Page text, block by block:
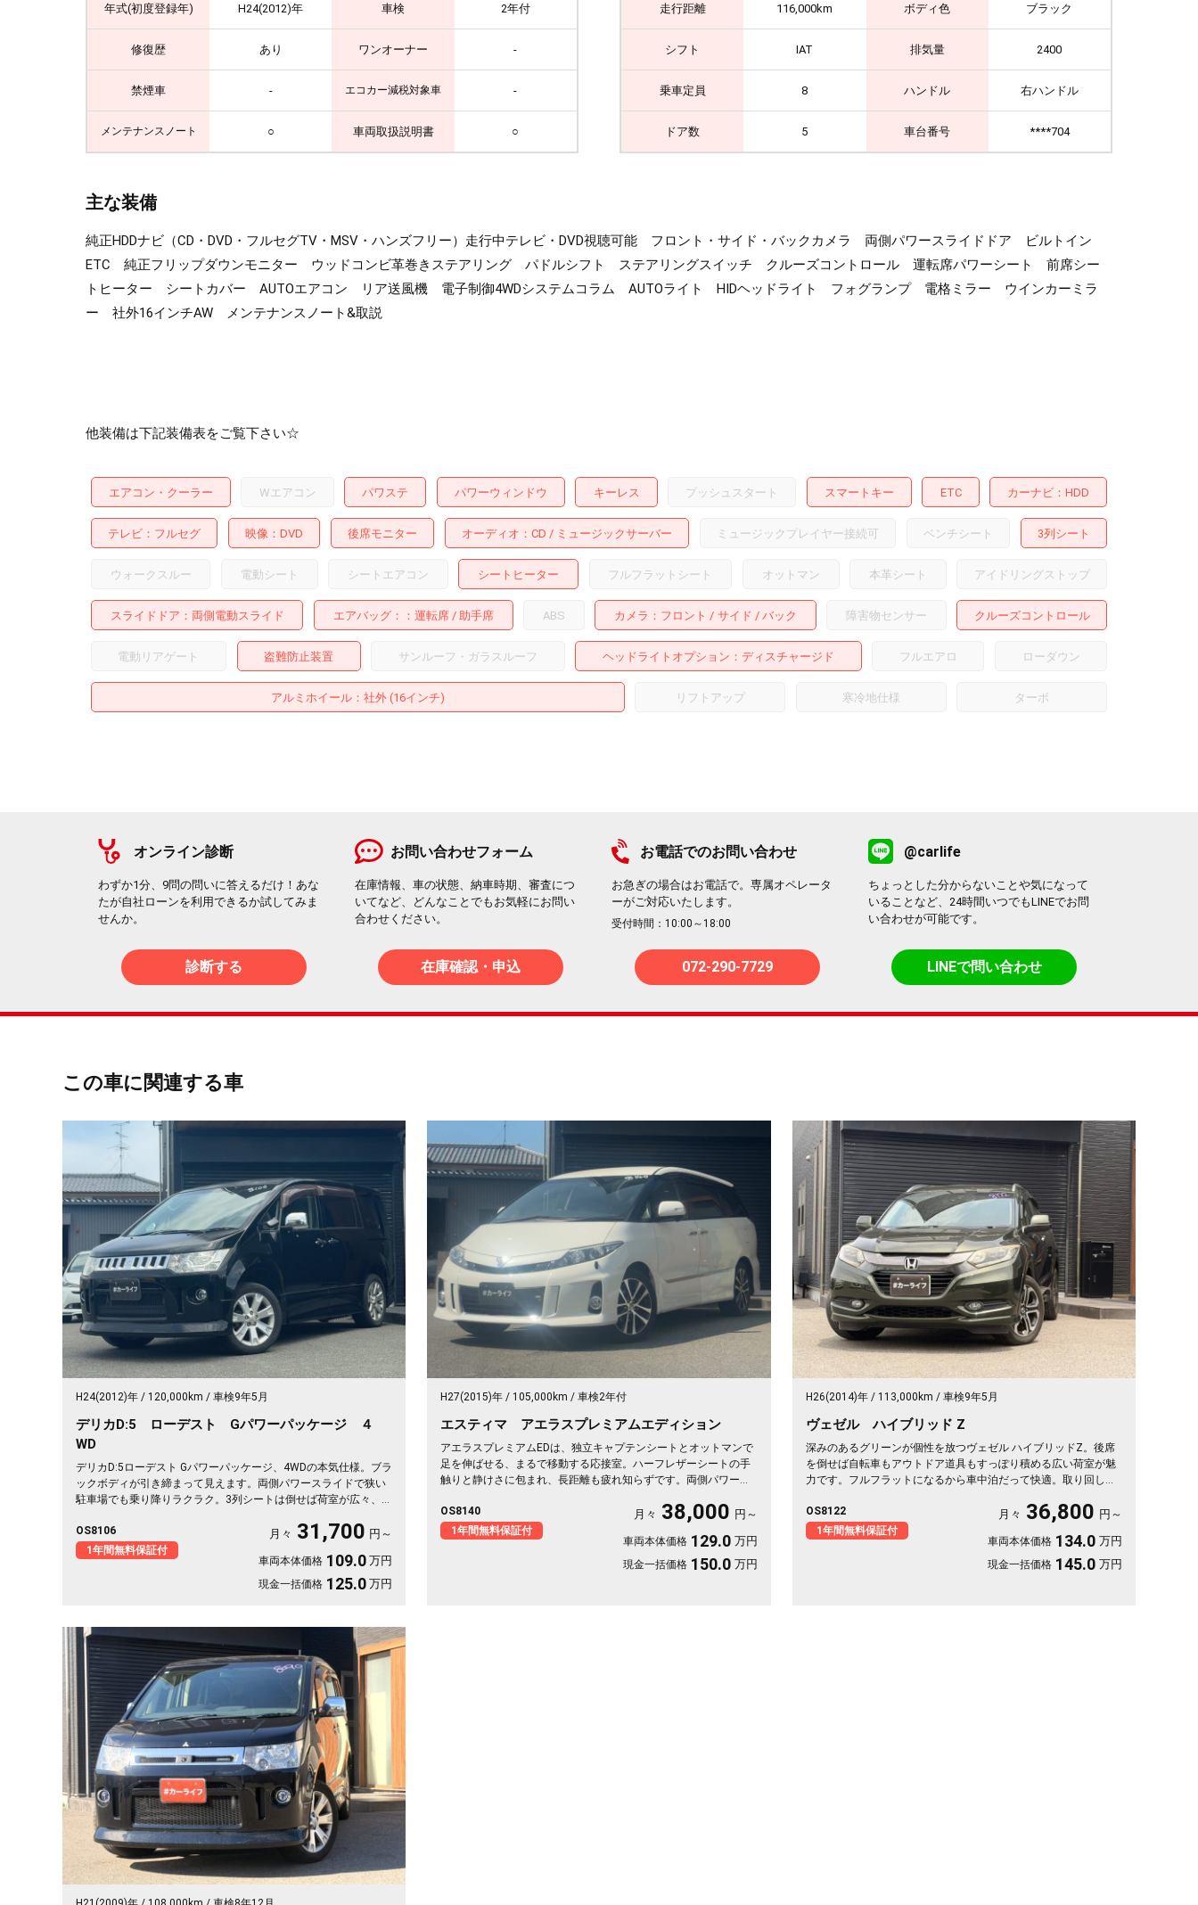
年式(初度登録年) H24(2012)年 車検 2年付
修復歴 あり ワンオーナー -
禁煙車 - エコカー減税対象車 -
メンテナンスノート ○ 車両取扱説明書 ○
走行距離 116,000km ボディ色 ブラック
シフト IAT 排気量 2400
乗車定員 8 ハンドル 右ハンドル
ドア数 5 車台番号 ****704
主な装備
純正HDDナビ（CD・DVD・フルセグTV・MSV・ハンズフリー）走行中テレビ・DVD視聴可能 フロント・サイド・バックカメラ 両側パワースライドドア ビルトイン
ETC 純正フリップダウンモニター ウッドコンビ革巻きステアリング パドルシフト ステアリングスイッチ クルーズコントロール 運転席パワーシート 前席シー
トヒーター シートカバー AUTOエアコン リア送風機 電子制御4WDシステムコラム AUTOライト HIDヘッドライト フォグランプ 電格ミラー ウインカーミラ
ー 社外16インチAW メンテナンスノート&取説
他装備は下記装備表をご覧下さい☆
エアコン・クーラー Wエアコン パワステ パワーウィンドウ キーレス プッシュスタート スマートキー ETC カーナビ HDD
テレビ フルセグ 映像 DVD 後席モニター オーディオ CD ミュージックサーバー ミュージックプレイヤー接続可 ベンチシート 3列シート
ウォークスルー 電動シート シートエアコン シートヒーター フルフラットシート オットマン 本革シート アイドリングストップ
スライドドア 両側電動スライド エアバッグ： 運転席 助手席 ABS カメラ フロント サイド バック 障害物センサー クルーズコントロール
電動リアゲート 盗難防止装置 サンルーフ・ガラスルーフ ヘッドライトオプション ディスチャージド フルエアロ ローダウン
アルミホイール：社外 (16インチ) リフトアップ 寒冷地仕様 ターボ
オンライン診断
わずか1分、9問の問いに答えるだけ！あな
たが自社ローンを利用できるか試してみま
せんか。
診断する
お問い合わせフォーム
在庫情報、車の状態、納車時期、審査につ
いてなど、どんなことでもお気軽にお問い
合わせください。
在庫確認・申込
お電話でのお問い合わせ
お急ぎの場合はお電話で。専属オペレータ
ーがご対応いたします。
受付時間：10:00～18:00
072-290-7729
@carlife
ちょっとした分からないことや気になって
いることなど、24時間いつでもLINEでお問
い合わせが可能です。
LINEで問い合わせ
この車に関連する車
H24(2012)年 120,000km 車検9年5月
デリカD:5 ローデスト Gパワーパッケージ ４
WD
デリカD:5ローデスト Gパワーパッケージ、4WDの本気仕様。ブラ
ックボディが引き締まって見えます。両側パワースライドで狭い
駐車場でも乗り降りラクラク。3列シートは倒せば荷室が広々、キ
きな車体もスッと駐車OK。雪道もアウトドアも仲間との遠出も、
これ一台で頼れる相棒に🚗✨💺🙌。安心して長く乗れる《1年保証
付》です😊
OS8106
1年間無料保証付
月々 31,700 円～
車両本体価格 109.0 万円
現金一括価格 125.0 万円
H27(2015)年 105,000km 車検2年付
エスティマ アエラスプレミアムエディション
アエラスプレミアムEDは、独立キャプテンシートとオットマンで
足を伸ばせる、まるで移動する応接室。ハーフレザーシートの手
触りと静けさに包まれ、長距離も疲れ知らずです。両側パワース
道も迷わず、休日の遠出やゴルフ仲間との旅もぐっと楽しく。パ
ールの艶やかなボディが週末を格上げしてくれます。心地よさで
選ぶなら《1年保証付》💺✨🚗🎵💎
OS8140
1年間無料保証付
月々 38,000 円～
車両本体価格 129.0 万円
現金一括価格 150.0 万円
H26(2014)年 113,000km 車検9年5月
ヴェゼル ハイブリッド Z
深みのあるグリーンが個性を放つヴェゼル ハイブリッドZ。後席
を倒せば自転車もアウトドア道具もすっぽり積める広い荷室が魅
力です。フルフラットになるから車中泊だって快適。取り回しの
す。休日は思い立ったら遠出、平日は日々の相棒に。ドライブレ
コーダー付きで万が一の時も映像で安心。走りに彩りを添える一
台です《1年保証付》🚗✨💚💺😎
OS8122
1年間無料保証付
月々 36,800 円～
車両本体価格 134.0 万円
現金一括価格 145.0 万円